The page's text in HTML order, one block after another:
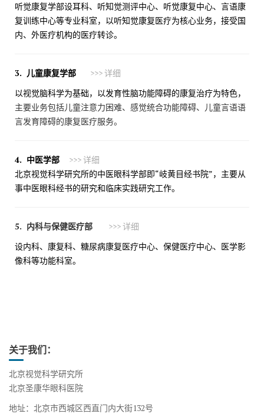
听觉康复学部设耳科、听知觉测评中心、听觉康复中心、言语康
复训练中心等专业科室，以听知觉康复医疗为核心业务，接受国
内、外医疗机构的医疗转诊。
3. 儿童康复学部
>>> 详细
以视觉脑科学为基础，以发育性脑功能障碍的康复治疗为特色，
主要业务包括儿童注意力困难、感觉统合功能障碍、儿童言语语
言发育障碍的康复医疗服务。
4. 中医学部
>>> 详细
北京视觉科学研究所的中医眼科学部即“岐黄目经书院”，主要从
事中医眼科经书的研究和临床实践研究工作。
5. 内科与保健医疗部
>>> 详细
设内科、康复科、糖尿病康复医疗中心、保健医疗中心、医学影
像科等功能科室。
关于我们：
北京视觉科学研究所
北京圣康华眼科医院
地址：北京市西城区西直门内大街132号